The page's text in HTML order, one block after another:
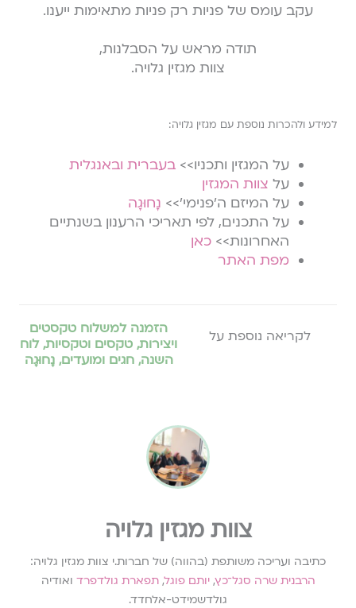
עקב עומס של פניות רק פניות מתאימות ייענו.
תודה מראש על הסבלנות,
צוות מגזין גלויה.
למידע ולהכרות נוספת עם מגזין גלויה:
על המגזין ותכניו>> בעברית ובאנגלית
על צוות המגזין
על המיזם ה׳פנימי׳>> נָחוּגָה
על התכנים, לפי תאריכי הרענון בשנתיים
האחרונות>> כאן
מפת האתר
לקריאה נוספת על
הזמנה למשלוח טקסטים
ויצירות, טקסים וטקסיות,לוח
השנה, חגים ומועדים,נָחוּגָה
צוות מגזין גלויה
כתיבה ועריכה משותפת (בהווה) של חברות.י צוות מגזין גלויה:
הרבנית שרה סגל־כץ,יותם פוגל,תפארת גולדפרד ואודיה
גולדשמידט-אלחדד.